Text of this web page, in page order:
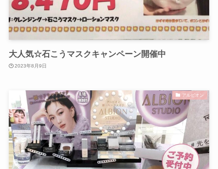
大人気☆石こうマスクキャンペーン開催中
2023年8月9日
アルビオン